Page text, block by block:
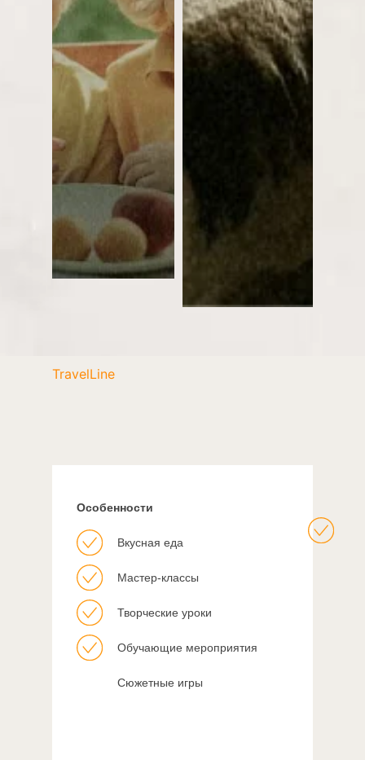
TravelLine
Особенности
Вкусная еда
Мастер-классы
Творческие уроки
Обучающие мероприятия
Сюжетные игры